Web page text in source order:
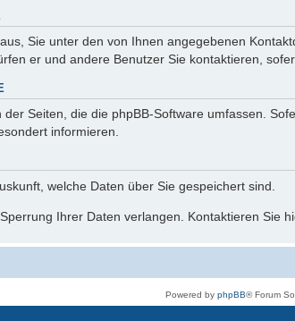
Sie unter den von Ihnen angegebenen
er und andere Benutzer Sie kontaktieren,
Seiten, die die phpBB-Software umfassen.
informieren.
welche Daten über Sie gespeichert sind.
Ihrer Daten verlangen. Kontaktieren Sie
Powered by phpBB® Forum